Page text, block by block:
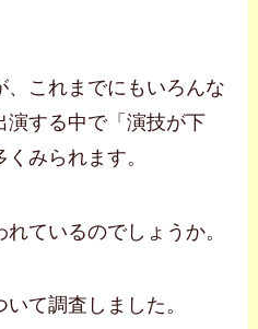
、これまでにもいろんな
演する中で「演技が下
みられます。
ているのでしょうか。
て調査しました。